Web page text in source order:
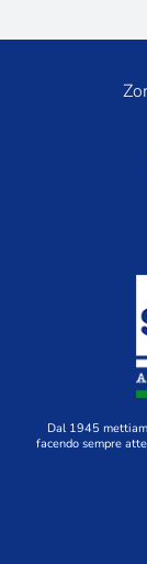
Dal 1945
facendo sempre